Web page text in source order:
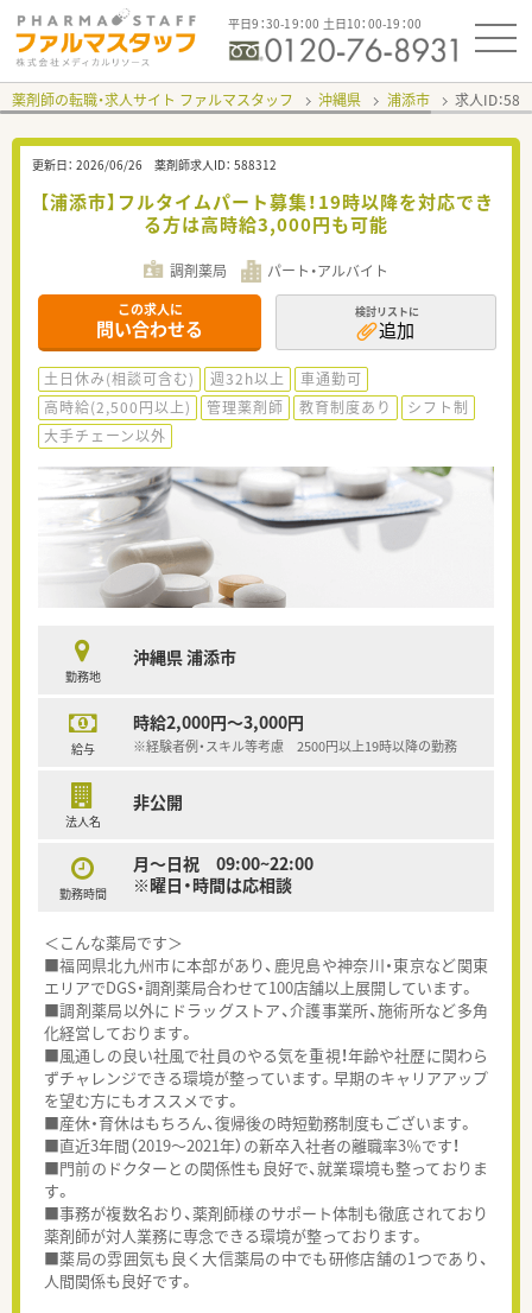
平日9：30-19：00 土日10：00-19：00
薬剤師の転職・求人サイト ファルマスタッフ 沖縄県 浦添市 求人ID：
更新日： 2026/06/26 薬剤師求人ID： 588312
【浦添市】フルタイムパート募集！19時以降を対応でき
る方は高時給3,000円も可能
調剤薬局 パート・アルバイト
この求人に
問い合わせる
検討リストに
追加
土日休み(相談可含む) 週32h以上
車通勤可
高時給(2,500円以上)
管理薬剤師 教育制度あり
シフト制
大手チェーン以外
勤務地
沖縄県 浦添市
給与
時給2,000円～3,000円
※経験者例・スキル等考慮 2500円以上19時以降の勤務
法人名
非公開
勤務時間
月～日祝 09:00~22:00
※曜日・時間は応相談
＜こんな薬局です＞
■福岡県北九州市に本部があり、鹿児島や神奈川・東京など関東
エリアでDGS・調剤薬局合わせて100店舗以上展開しています。
■調剤薬局以外にドラッグストア、介護事業所、施術所など多角
化経営しております。
■風通しの良い社風で社員のやる気を重視！年齢や社歴に関わら
ずチャレンジできる環境が整っています。早期のキャリアアップ
を望む方にもオススメです。
■産休・育休はもちろん、復帰後の時短勤務制度もございます。
■直近3年間（2019～2021年）の新卒入社者の離職率3％です！
■門前のドクターとの関係性も良好で、就業環境も整っておりま
す。
■事務が複数名おり、薬剤師様のサポート体制も徹底されており
薬剤師が対人業務に専念できる環境が整っております。
■薬局の雰囲気も良く大信薬局の中でも研修店舗の1つであり、
人間関係も良好です。